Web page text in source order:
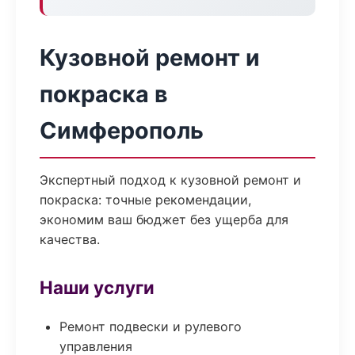
Кузовной ремонт и
покраска в
Симферополь
Экспертный подход к кузовной ремонт и
покраска: точные рекомендации,
экономим ваш бюджет без ущерба для
качества.
Наши услуги
Ремонт подвески и рулевого
управления